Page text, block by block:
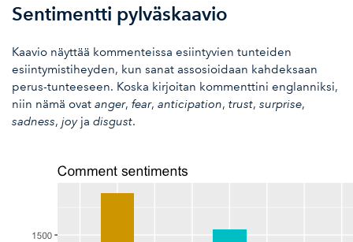
Sentimentti pylväskaavio
Kaavio näyttää kommenteissa esiintyvien tunteiden
esiintymistiheyden, kun sanat assosioidaan kahdeksaan
perus-tunteeseen. Koska kirjoitan kommenttini englanniksi,
niin nämä ovat anger, fear, anticipation, trust, surprise,
sadness, joyja disgust.